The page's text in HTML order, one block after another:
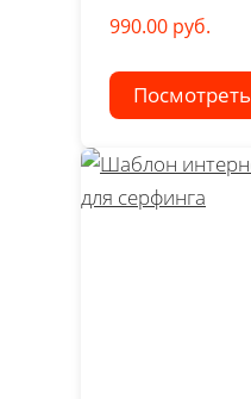
990.00 руб.
Посмотреть